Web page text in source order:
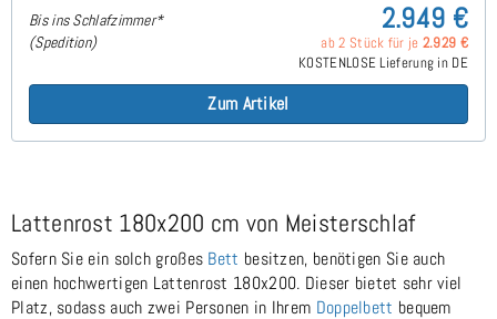
Bis ins Schlafzimmer*
(Spedition)
2.949 €
ab 2 Stück für je 2.929 €
KOSTENLOSE Lieferung in DE
Zum Artikel
Lattenrost 180x200 cm von Meisterschlaf
Sofern Sie ein solch großes Bett besitzen, benötigen Sie auch
einen hochwertigen Lattenrost 180x200. Dieser bietet sehr viel
Platz, sodass auch zwei Personen in Ihrem Doppelbett bequem